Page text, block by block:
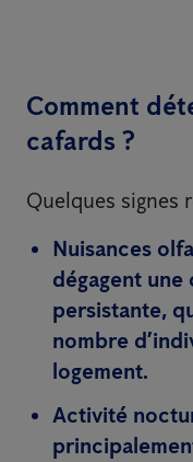
Comment
cafards ?
Quelques signes
Nuisances
dégagent
persistante,
nombre
logement.
Activité